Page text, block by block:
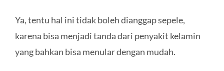
Ya, tentu hal ini tidak boleh dianggap sepele,
karena bisa menjadi tanda dari penyakit kelamin
yang bahkan bisa menular dengan mudah.